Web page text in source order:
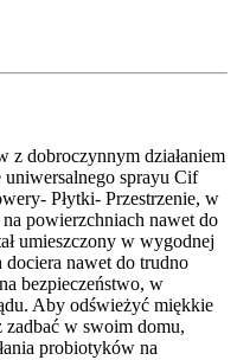
z dobroczynnym działaniem
sprayu Cif
Płytki​- Przestrzenie, w
powierzchniach nawet do
umieszczony w wygodnej
dociera nawet do trudno
bezpieczeństwo, w
Aby odświeżyć miękkie
zadbać w swoim domu,
probiotyków na